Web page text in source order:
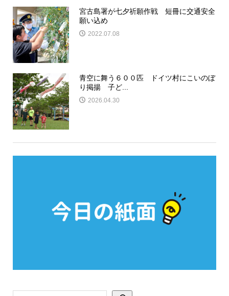
宮古島署が七夕祈願作戦 短冊に交通安全
願い込め
2022.07.08
青空に舞う６００匹 ドイツ村にこいのぼ
り掲揚 子ど...
2026.04.30